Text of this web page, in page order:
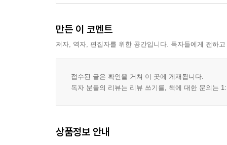
만든 이 코멘트
저자, 역자, 편집자를 위한 공간입니다. 독자들에게 전하
접수된 글은 확인을 거쳐 이 곳에 게재됩니다.
독자 분들의 리뷰는 리뷰 쓰기를, 책에 대한 문의는
상품정보 안내